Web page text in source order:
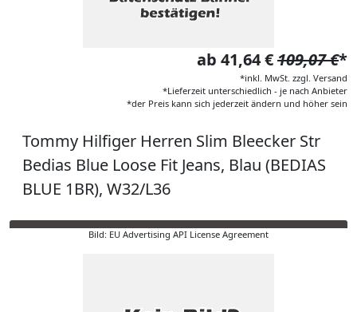
ab 41,64 €109,07 €*
*inkl. MwSt. zzgl. Versand
*Lieferzeit unterschiedlich - je nach Anbieter
*der Preis kann sich jederzeit ändern und höher sein
Tommy Hilfiger Herren Slim Bleecker Str
Bedias Blue Loose Fit Jeans, Blau (BEDIAS
BLUE 1BR), W32/L36
Bild: EU Advertising API License Agreement